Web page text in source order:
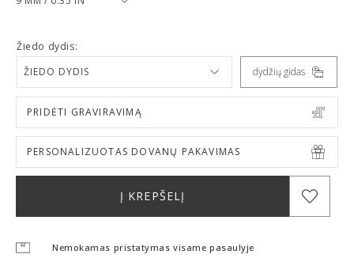
Žiedo dydis:
ŽIEDO DYDIS
dydžių gidas
PRIDĖTI GRAVIRAVIMĄ
PERSONALIZUOTAS DOVANŲ PAKAVIMAS
Į KREPŠELĮ
Nemokamas pristatymas visame pasaulyje